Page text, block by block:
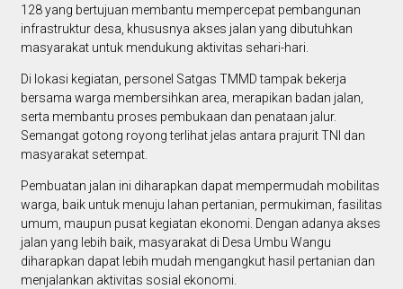
128 yang bertujuan membantu mempercepat pembangunan
infrastruktur desa, khususnya akses jalan yang dibutuhkan
masyarakat untuk mendukung aktivitas sehari-hari.
Di lokasi kegiatan, personel Satgas TMMD tampak bekerja
bersama warga membersihkan area, merapikan badan jalan,
serta membantu proses pembukaan dan penataan jalur.
Semangat gotong royong terlihat jelas antara prajurit TNI dan
masyarakat setempat.
Pembuatan jalan ini diharapkan dapat mempermudah mobilitas
warga, baik untuk menuju lahan pertanian, permukiman, fasilitas
umum, maupun pusat kegiatan ekonomi. Dengan adanya akses
jalan yang lebih baik, masyarakat di Desa Umbu Wangu
diharapkan dapat lebih mudah mengangkut hasil pertanian dan
menjalankan aktivitas sosial ekonomi.